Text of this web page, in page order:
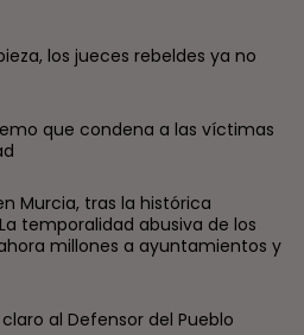
los jueces rebeldes ya no
que condena a las víctimas
Murcia, tras la histórica
temporalidad abusiva de los
millones a ayuntamientos y
al Defensor del Pueblo